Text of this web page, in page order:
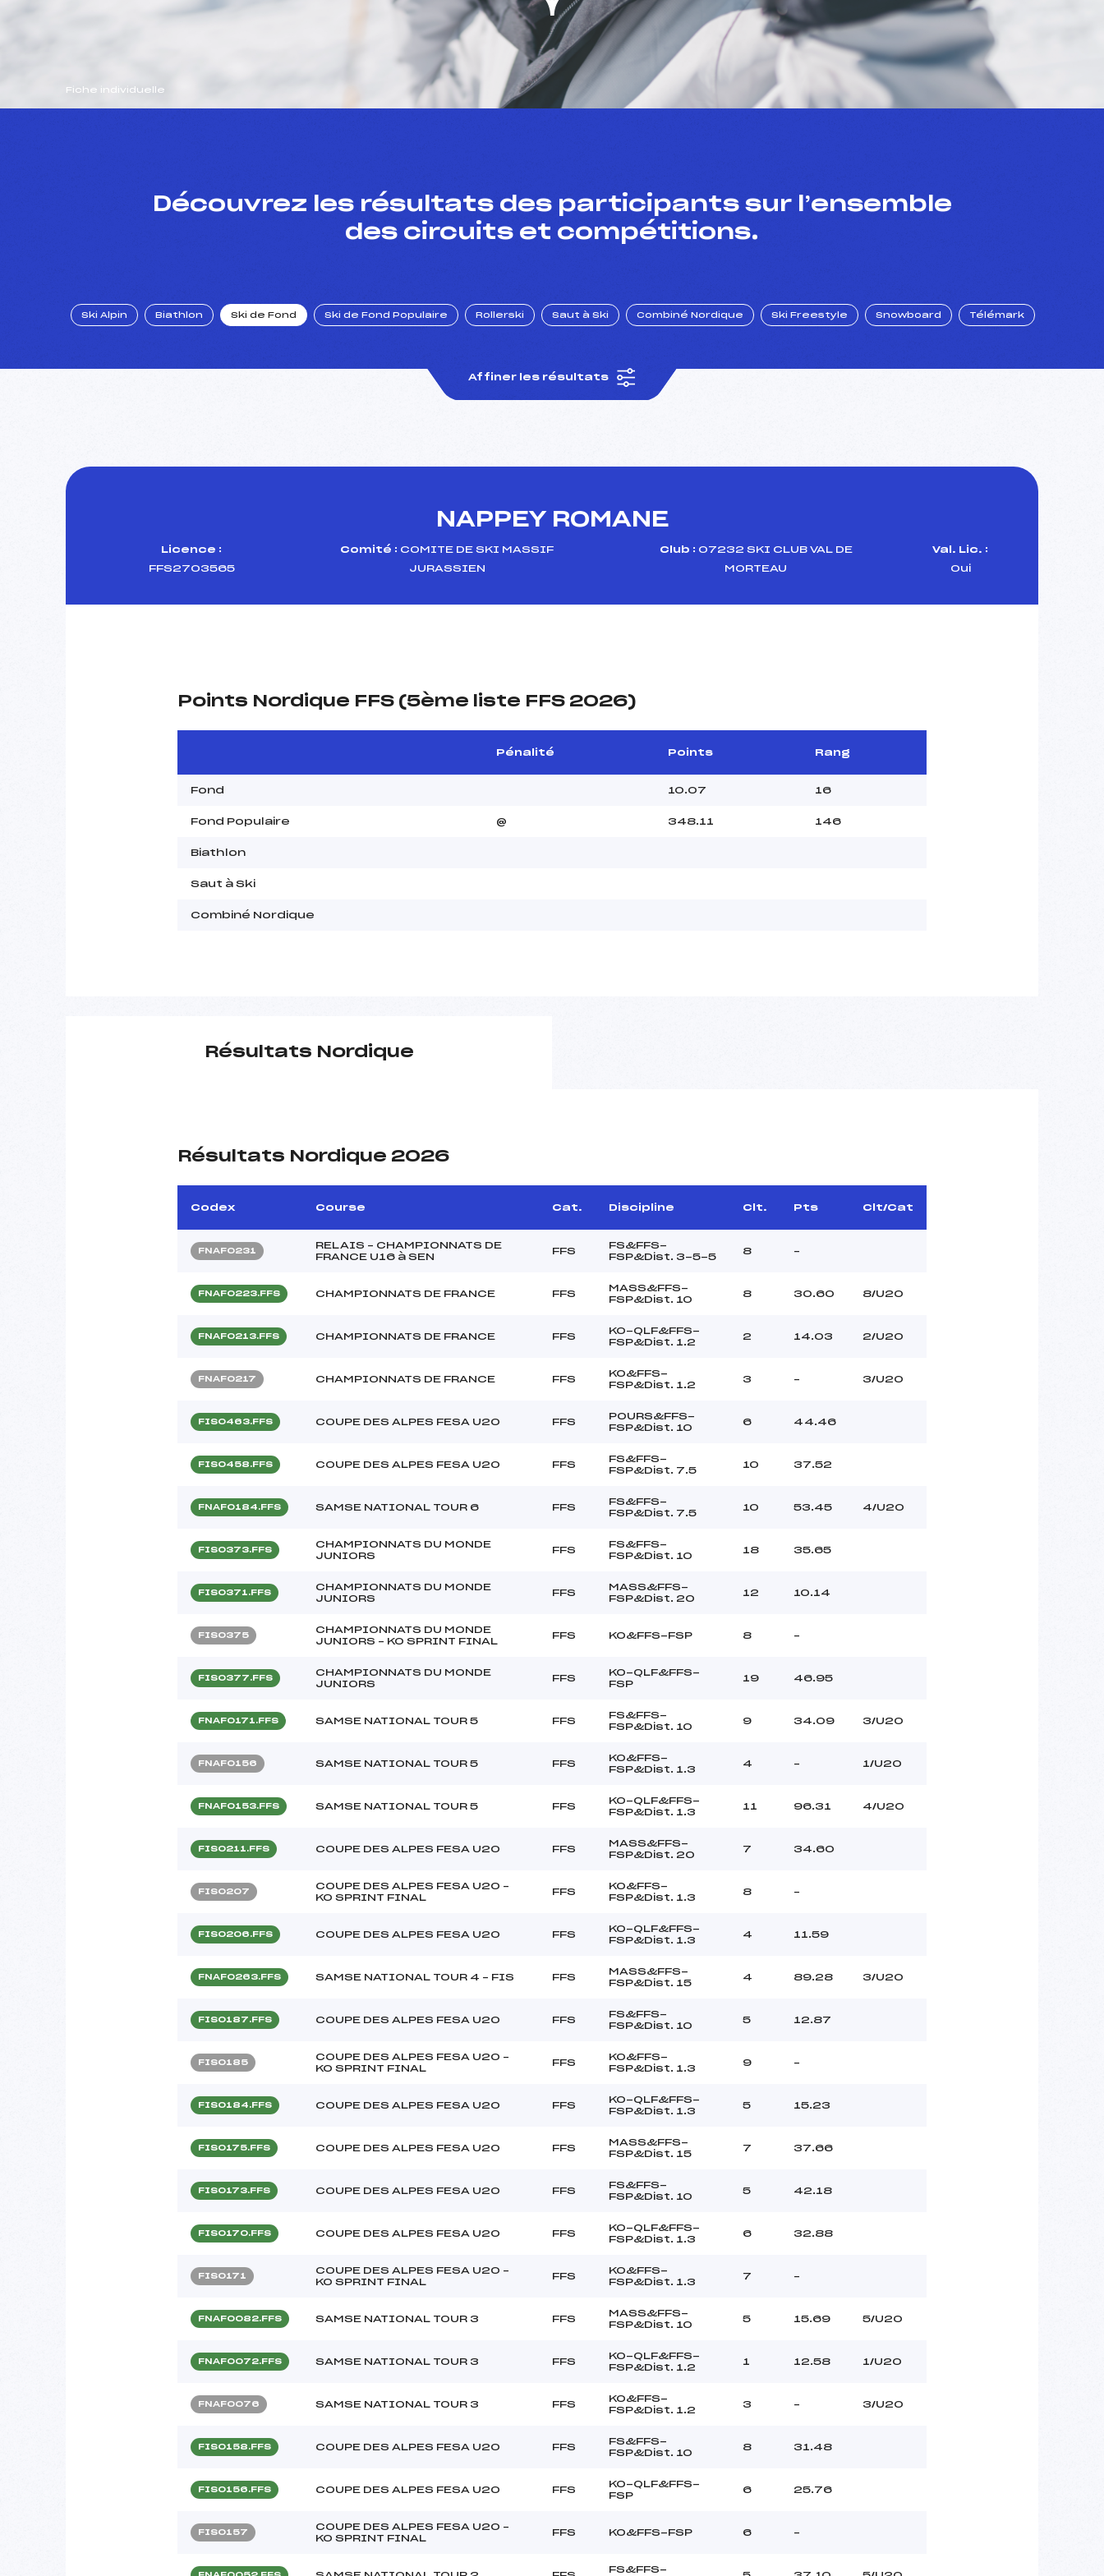
Fiche individuelle
Découvrez les résultats des participants sur l’ensemble
des circuits et compétitions.
Ski Alpin Biathlon Ski de Fond Ski de Fond Populaire Rollerski Saut à Ski Combiné Nordique Ski Freestyle Snowboard Télémark
Affiner les résultats
NAPPEY ROMANE
Licence :
FFS2703565
Comité : COMITE DE SKI MASSIF
JURASSIEN
Club : 07232 SKI CLUB VAL DE
MORTEAU
Val. Lic. :
Oui
Points Nordique FFS (5ème liste FFS 2026)
Pénalité Points Rang
Fond 10.07 16
Fond Populaire @ 348.11 146
Biathlon
Saut à Ski
Combiné Nordique
Résultats Nordique
Résultats Nordique 2026
Codex Course Cat. Discipline Clt. Pts Clt/Cat
FNAF0231
RELAIS – CHAMPIONNATS DE
FRANCE U16 à SEN
FFS
FS&FFS-
FSP&Dist. 3-5-5
8 –
FNAF0223.FFS CHAMPIONNATS DE FRANCE FFS
MASS&FFS-
FSP&Dist. 10
8 30.60 8/U20
FNAF0213.FFS CHAMPIONNATS DE FRANCE FFS
KO-QLF&FFS-
FSP&Dist. 1.2
2 14.03 2/U20
FNAF0217 CHAMPIONNATS DE FRANCE FFS
KO&FFS-
FSP&Dist. 1.2
3 – 3/U20
FIS0463.FFS COUPE DES ALPES FESA U20 FFS
POURS&FFS-
FSP&Dist. 10
6 44.46
FIS0458.FFS COUPE DES ALPES FESA U20 FFS
FS&FFS-
FSP&Dist. 7.5
10 37.52
FNAF0184.FFS SAMSE NATIONAL TOUR 6 FFS
FS&FFS-
FSP&Dist. 7.5
10 53.45 4/U20
FIS0373.FFS
CHAMPIONNATS DU MONDE
JUNIORS
FFS
FS&FFS-
FSP&Dist. 10
18 35.65
FIS0371.FFS
CHAMPIONNATS DU MONDE
JUNIORS
FFS
MASS&FFS-
FSP&Dist. 20
12 10.14
FIS0375
CHAMPIONNATS DU MONDE
JUNIORS – KO SPRINT FINAL
FFS KO&FFS-FSP 8 –
FIS0377.FFS
CHAMPIONNATS DU MONDE
JUNIORS
FFS
KO-QLF&FFS-
FSP
19 46.95
FNAF0171.FFS SAMSE NATIONAL TOUR 5 FFS
FS&FFS-
FSP&Dist. 10
9 34.09 3/U20
FNAF0156 SAMSE NATIONAL TOUR 5 FFS
KO&FFS-
FSP&Dist. 1.3
4 – 1/U20
FNAF0153.FFS SAMSE NATIONAL TOUR 5 FFS
KO-QLF&FFS-
FSP&Dist. 1.3
11 96.31 4/U20
FIS0211.FFS COUPE DES ALPES FESA U20 FFS
MASS&FFS-
FSP&Dist. 20
7 34.60
FIS0207
COUPE DES ALPES FESA U20 –
KO SPRINT FINAL
FFS
KO&FFS-
FSP&Dist. 1.3
8 –
FIS0206.FFS COUPE DES ALPES FESA U20 FFS
KO-QLF&FFS-
FSP&Dist. 1.3
4 11.59
FNAF0263.FFS SAMSE NATIONAL TOUR 4 – FIS FFS
MASS&FFS-
FSP&Dist. 15
4 89.28 3/U20
FIS0187.FFS COUPE DES ALPES FESA U20 FFS
FS&FFS-
FSP&Dist. 10
5 12.87
FIS0185
COUPE DES ALPES FESA U20 –
KO SPRINT FINAL
FFS
KO&FFS-
FSP&Dist. 1.3
9 –
FIS0184.FFS COUPE DES ALPES FESA U20 FFS
KO-QLF&FFS-
FSP&Dist. 1.3
5 15.23
FIS0175.FFS COUPE DES ALPES FESA U20 FFS
MASS&FFS-
FSP&Dist. 15
7 37.66
FIS0173.FFS COUPE DES ALPES FESA U20 FFS
FS&FFS-
FSP&Dist. 10
5 42.18
FIS0170.FFS COUPE DES ALPES FESA U20 FFS
KO-QLF&FFS-
FSP&Dist. 1.3
6 32.88
FIS0171
COUPE DES ALPES FESA U20 –
KO SPRINT FINAL
FFS
KO&FFS-
FSP&Dist. 1.3
7 –
FNAF0082.FFS SAMSE NATIONAL TOUR 3 FFS
MASS&FFS-
FSP&Dist. 10
5 15.69 5/U20
FNAF0072.FFS SAMSE NATIONAL TOUR 3 FFS
KO-QLF&FFS-
FSP&Dist. 1.2
1 12.58 1/U20
FNAF0076 SAMSE NATIONAL TOUR 3 FFS
KO&FFS-
FSP&Dist. 1.2
3 – 3/U20
FIS0158.FFS COUPE DES ALPES FESA U20 FFS
FS&FFS-
FSP&Dist. 10
8 31.48
FIS0156.FFS COUPE DES ALPES FESA U20 FFS
KO-QLF&FFS-
FSP
6 25.76
FIS0157
COUPE DES ALPES FESA U20 –
KO SPRINT FINAL
FFS KO&FFS-FSP 6 –
FS&FFS-